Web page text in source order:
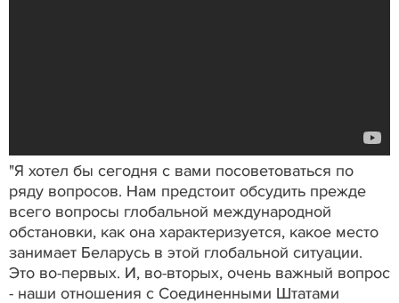
"Я хотел бы сегодня с вами посоветоваться по
ряду вопросов. Нам предстоит обсудить прежде
всего вопросы глобальной международной
обстановки, как она характеризуется, какое место
занимает Беларусь в этой глобальной ситуации.
Это во-первых. И, во-вторых, очень важный вопрос
- наши отношения с Соединенными Штатами